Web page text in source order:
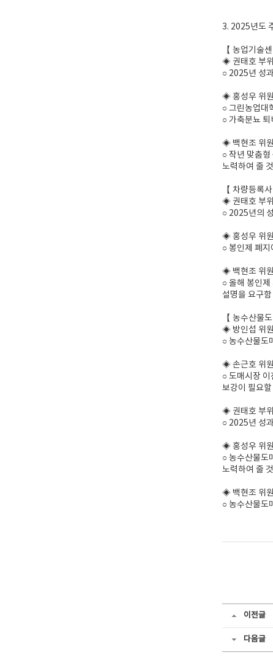
3. 2025년도
【 농업기술센
◈ 권태호 부
○ 2025년 성
◈ 홍성우 위원
○ 그린농업대
○ 가축분뇨
◈ 백현조 위
○ 작년 맞춤
노력하여 줄
【 차량등록사
◈ 권태호 부
○ 2025년의
◈ 홍성우 위원
○ 봉인제 폐
◈ 백현조 위
○ 올해 봉인
설명을 요구함
【 농수산물
◈ 방인섭 위원
○ 농수산물도
◈ 손근호 위원
○ 도매시장
보강이 필요
◈ 권태호 부
○ 2025년 성
◈ 홍성우 위원
○ 농수산물도
노력하여 줄
◈ 백현조 위
○ 농수산물도
이전글
다음글